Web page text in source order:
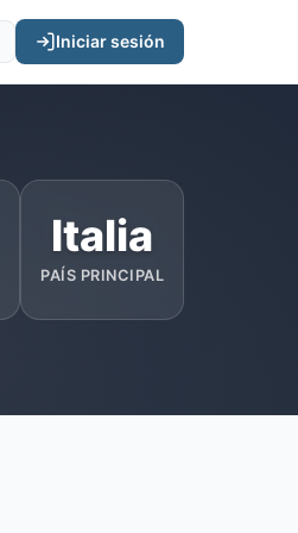
Iniciar sesión
Italia
PAÍS PRINCIPAL